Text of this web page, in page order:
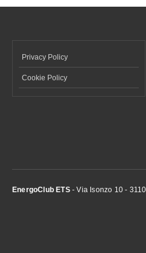
Privacy Policy
Cookie Policy
EnergoClub ETS- Via Isonzo 10 -